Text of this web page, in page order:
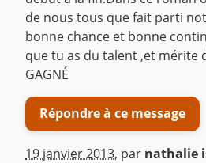
de nous tous que fait parti
bonne chance et bonne
que tu as du talent ,et mérite
GAGNÉ
Répondre à ce message
19 janvier 2013, par nathalie